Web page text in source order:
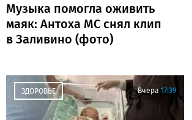
Музыка помогла оживить
маяк: Антоха МС снял клип
в Заливино (фото)
ЗДОРОВЬЕ Вчера 17:39